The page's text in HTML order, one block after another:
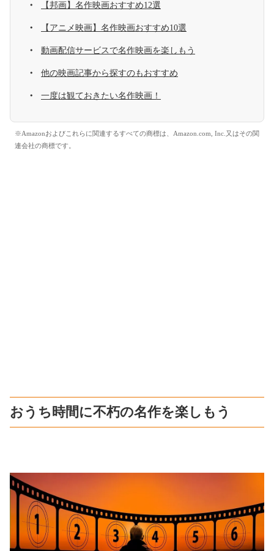
【邦画】名作映画おすすめ12選
【アニメ映画】名作映画おすすめ10選
動画配信サービスで名作映画を楽しもう
他の映画記事から探すのもおすすめ
一度は観ておきたい名作映画！
※Amazonおよびこれらに関連するすべての商標は、Amazon.com, Inc.又はその関
連会社の商標です。
おうち時間に不朽の名作を楽しもう